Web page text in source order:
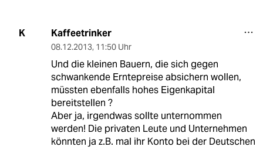
K Kaffeetrinker
08.12.2013, 11:50 Uhr
Und die kleinen Bauern, die sich gegen
schwankende Erntepreise absichern wollen,
müssten ebenfalls hohes Eigenkapital
bereitstellen ?
Aber ja, irgendwas sollte unternommen
werden! Die privaten Leute und Unternehmen
könnten ja z.B. mal ihr Konto bei der Deutschen